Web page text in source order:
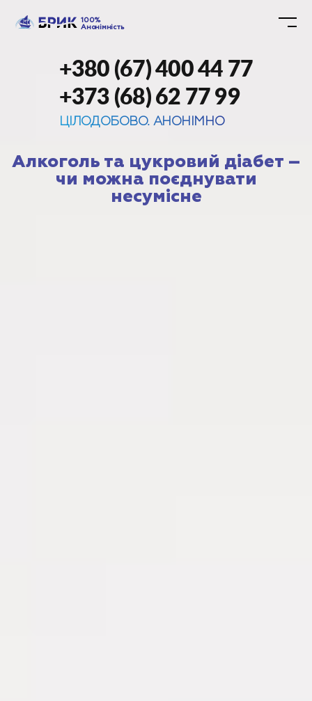
100%
Анонімність
+380 (67) 400 44 77
+373 (68) 62 77 99
ЦІЛОДОБОВО. АНОНІМНО
Алкоголь та цукровий діабет –
чи можна поєднувати
несумісне